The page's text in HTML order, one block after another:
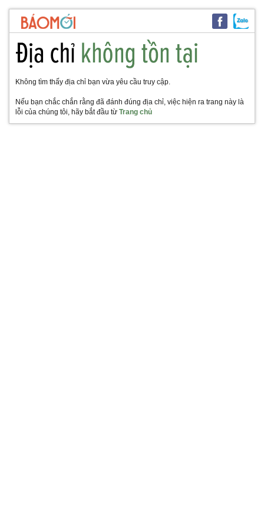
Không tìm thấy địa chỉ bạn vừa yêu cầu truy cập.
Nếu bạn chắc chắn rằng đã đánh đúng địa chỉ, việc hiện ra trang này là
lỗi của chúng tôi, hãy bắt đầu từ Trang chủ